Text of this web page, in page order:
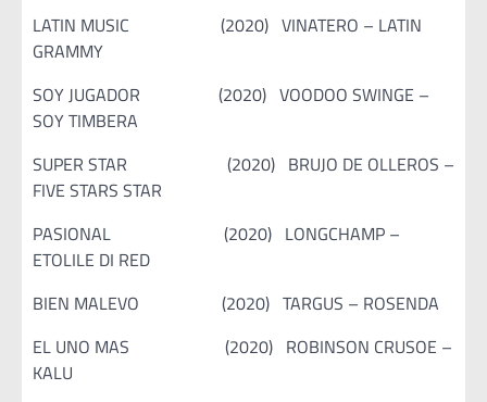
LATIN MUSIC (2020) VINATERO – LATIN
GRAMMY
SOY JUGADOR (2020) VOODOO SWINGE –
SOY TIMBERA
SUPER STAR (2020) BRUJO DE OLLEROS –
FIVE STARS STAR
PASIONAL (2020) LONGCHAMP –
ETOLILE DI RED
BIEN MALEVO (2020) TARGUS – ROSENDA
EL UNO MAS (2020) ROBINSON CRUSOE –
KALU